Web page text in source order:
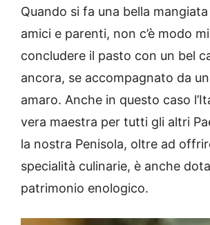
Quando si fa una bella
amici e parenti, non c’è modo
concludere il pasto con un bel
ancora, se accompagnato da
amaro. Anche in questo caso
vera maestra per tutti gli altri
la nostra Penisola, oltre ad
specialità culinarie, è anche
patrimonio enologico.